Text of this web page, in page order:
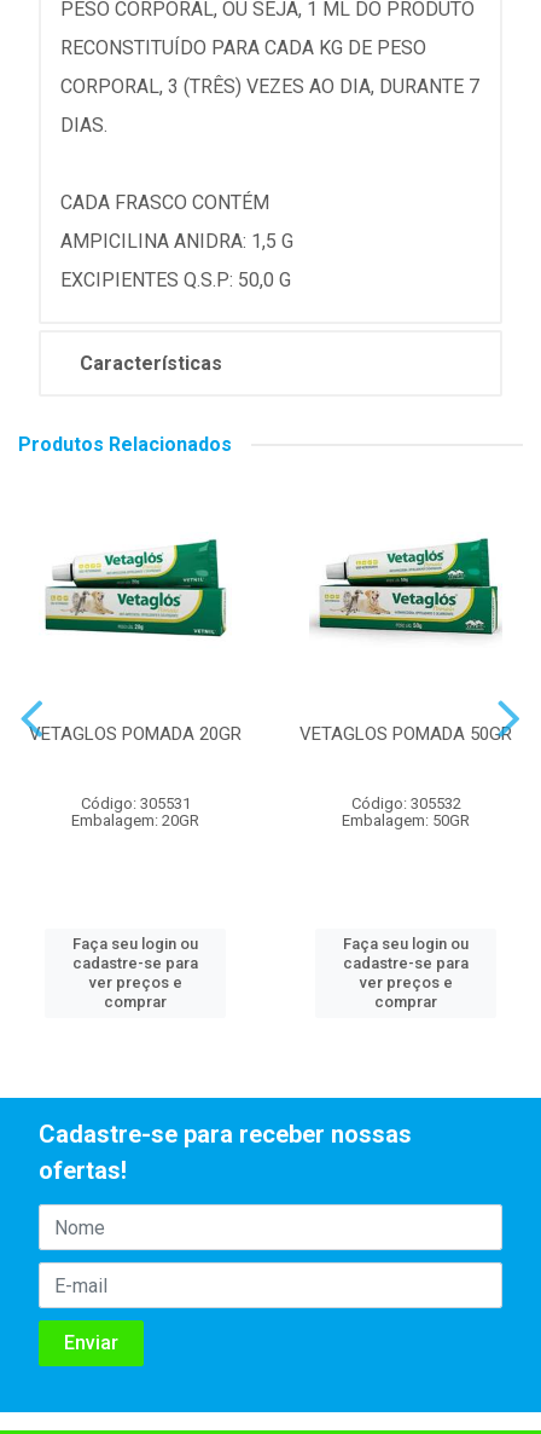
PESO CORPORAL, OU SEJA, 1 ML DO PRODUTO
RECONSTITUÍDO PARA CADA KG DE PESO
CORPORAL, 3 (TRÊS) VEZES AO DIA, DURANTE 7
DIAS.
CADA FRASCO CONTÉM
AMPICILINA ANIDRA: 1,5 G
EXCIPIENTES Q.S.P: 50,0 G
Características
Produtos Relacionados
VETAGLOS POMADA 20GR
Código: 305531
Embalagem: 20GR
Faça seu login ou
cadastre-se para
ver preços e
comprar
VETAGLOS POMADA 50GR
Código: 305532
Embalagem: 50GR
Faça seu login ou
cadastre-se para
ver preços e
comprar
Cadastre-se para receber nossas
ofertas!